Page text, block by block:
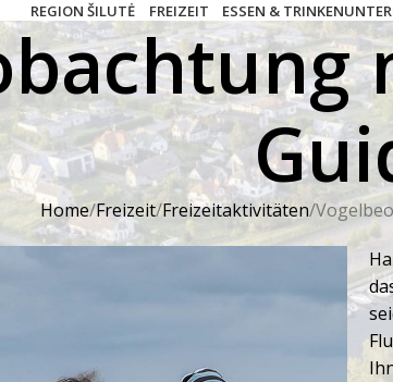
REGION ŠILUTĖ FREIZEIT ESSEN & TRINKEN
Home Freizeit Freizeitaktivitäten